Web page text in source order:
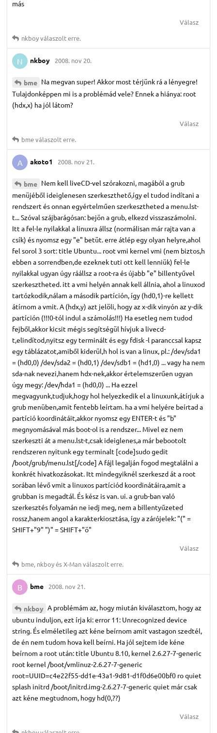
más
Válasz
nkboyválaszolt erre.
N nkboy 2008. nov 20.
bme Na megvan super! Akkor most térjünk rá a lényegre!
Tulajdonképpen mi is a problémád vele? Ennek a hiánya: root
(hdx,x) ha jól látom?
Válasz
bmeválaszolt erre.
A akoto1 2008. nov 21.
bme Nem kell liveCD-vel szórakozni, magából a grub
menüjéből ideiglenesen szerkeszthető,így el tudod indítani a
rendszert és onnan egyértelműen szerkesztheted a menu.lst-
t... Szóval szájbarágósan: bejön a grub, elkezd visszaszámolni.
Itt a fel-le nyilakkal a linuxra állsz (normálisan már rajta van a
csík) és nyomsz egy "e" betüt. erre átlép egy olyan helyre,ahol
fel sorol 3 sort: title Ubuntu... root vmi kernel vmi (nem biztos,h
ebben a sorrendben,de ezeknek tuti ott kell lenniük) fel-le
nyilakkal ugyan úgy ráállsz a root-ra és újabb "e" billentyűvel
szerkesztheted. itt a vmi helyén annak kell állnia, ahol a linuxod
tartózkodik,nálam a második partíción, így (hd0,1)-re kellett
átírnom a vmit. A (hdx,y) azt jelöli, hogy az x-dik vinyón az y-dik
partíción (!!!0-tól indul a számolás!!!) Ha esetleg nem tudod
fejből,akkor kicsit mégis segítségül hívjuk a livecd-
t,elindítod,nyitsz egy terminált és egy fdisk -l paranccsal kapsz
egy táblázatot,amiből kiderül,h hol is van a linux, pl.: /dev/sda1
= (hd0,0) /dev/sda2 = (hd0,1) /dev/sdb1 = (hd1,0) ... vagy ha nem
sda-nak nevezi,hanem hdx-nek,akkor értelemszerűen ugyan
úgy megy: /dev/hda1 = (hd0,0) ... Ha ezzel
megvagyunk,tudjuk,hogy hol helyezkedik el a linuxunk,átírjuk a
grub menüben,amit fentebb leírtam. ha a vmi helyére beírtad a
partíció koordinátáit,akkor nyomsz egy ENTER-t és "b"
megnyomásával más boot-ol is a rendszer... Mivel ez nem
szerkeszti át a menu.lst-t,csak ideiglenes,a már bebootolt
rendszeren nyitunk egy terminalt [code]sudo gedit
/boot/grub/menu.lst[/code] A fájl legalján fogod megtalálni a
konkrét hivatkozásokat. Itt mindegyiknél szerkeszd át a root
sorában lévő vmit a linuxos partíciód koordinátáira,amit a
grubban is megadtál. És kész is van. ui. a grub-ban való
szerkesztés folyamán ne iedj meg, nem a billentyűzeted
rossz,hanem angol a karakterkiosztása, így a zárójelek: "(" =
SHIFT+"9" ")" = SHIFT+"ö"
Válasz
bme, nkboyésX-Manválaszolt erre.
B bme 2008. nov 21.
nkboy A problémám az, hogy miután kiválasztom, hogy az
ubuntu induljon, ezt írja ki: error 11: Unrecognized device
string. És elméletileg azt kéne beírnom amit vastagon szedtél,
de én nem tudom hova kell beírni. Ha jól sejtem ide kéne
beírnom a root után: title Ubuntu 8.10, kernel 2.6.27-7-generic
root kernel /boot/vmlinuz-2.6.27-7-generic
root=UUID=c4e22f55-dd1e-43a1-9d81-d1f0d6e00bf0 ro quiet
splash initrd /boot/initrd.img-2.6.27-7-generic quiet már csak
azt kéne megtudnom, hogy hd(0,??)
Válasz